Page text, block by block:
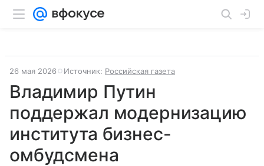
26 мая 2026 Источник: Российская газета
Владимир Путин
поддержал модернизацию
института бизнес-
омбудсмена